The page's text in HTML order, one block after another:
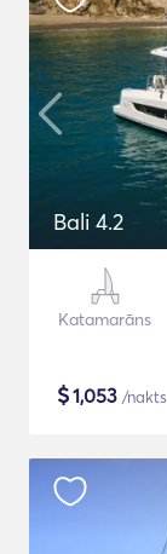
Bali 4.2
Katamarāns
$1,053 /nakts